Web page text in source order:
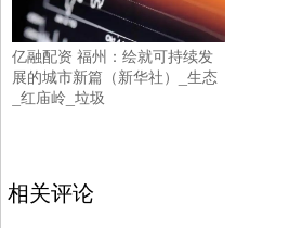
亿融配资 福州：绘就可持续发
展的城市新篇（新华社）_生态
_红庙岭_垃圾
相关评论